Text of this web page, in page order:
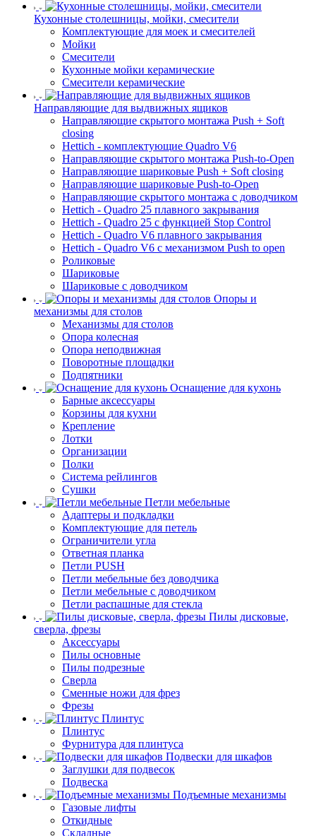
Кухонные столешницы, мойки, смесители
Комплектующие для моек и смесителей
Мойки
Смесители
Кухонные мойки керамические
Смесители керамические
Направляющие для выдвижных ящиков
Направляющие скрытого монтажа Push + Soft
closing
Hettich - комплектующие Quadro V6
Направляющие скрытого монтажа Push-to-Open
Направляющие шариковые Push + Soft closing
Направляющие шариковые Push-to-Open
Направляющие скрытого монтажа с доводчиком
Hettich - Quadro 25 плавного закрывания
Hettich - Quadro 25 с функцией Stop Control
Hettich - Quadro V6 плавного закрывания
Hettich - Quadro V6 с механизмом Push to open
Роликовые
Шариковые
Шариковые с доводчиком
Опоры и
механизмы для столов
Механизмы для столов
Опора колесная
Опора неподвижная
Поворотные площадки
Подпятники
Оснащение для кухонь
Барные аксессуары
Корзины для кухни
Крепление
Лотки
Организации
Полки
Система рейлингов
Сушки
Петли мебельные
Адаптеры и подкладки
Комплектующие для петель
Ограничители угла
Ответная планка
Петли PUSH
Петли мебельные без доводчика
Петли мебельные с доводчиком
Петли распашные для стекла
Пилы дисковые,
сверла, фрезы
Аксессуары
Пилы основные
Пилы подрезные
Сверла
Сменные ножи для фрез
Фрезы
Плинтус
Плинтус
Фурнитура для плинтуса
Подвески для шкафов
Заглушки для подвесок
Подвеска
Подъемные механизмы
Газовые лифты
Откидные
Складные